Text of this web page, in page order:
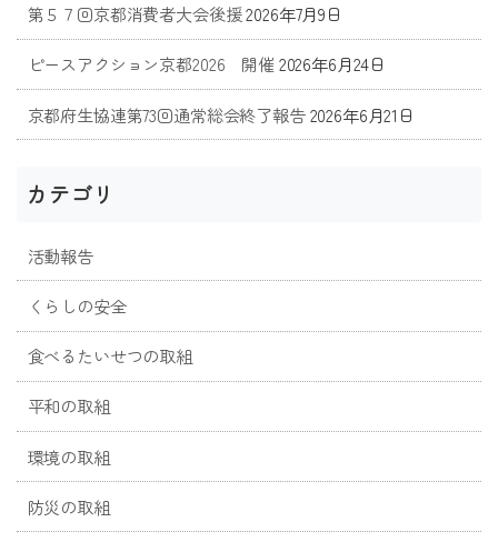
第５７回京都消費者大会後援2026年7月9日
ピースアクション京都2026 開催 2026年6月24日
京都府生協連第73回通常総会終了報告2026年6月21日
カテゴリ
活動報告
くらしの安全
食べるたいせつの取組
平和の取組
環境の取組
防災の取組